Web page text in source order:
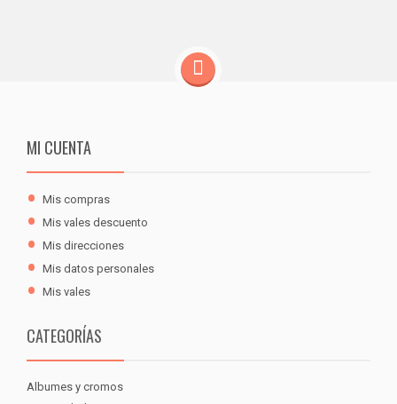
MI CUENTA
Mis compras
Mis vales descuento
Mis direcciones
Mis datos personales
Mis vales
CATEGORÍAS
Albumes y cromos